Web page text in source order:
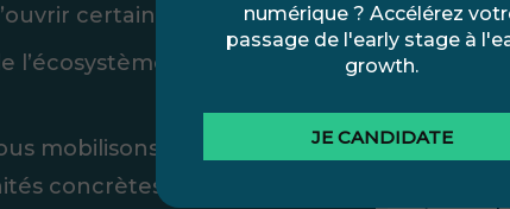
certaines portes.
l’écosystème que nous
mobilisons notre réseau
concrètes entre startups,
C’est
numérique ? Accélérez
passage de l'early stage à
growth.
JE CANDIDATE